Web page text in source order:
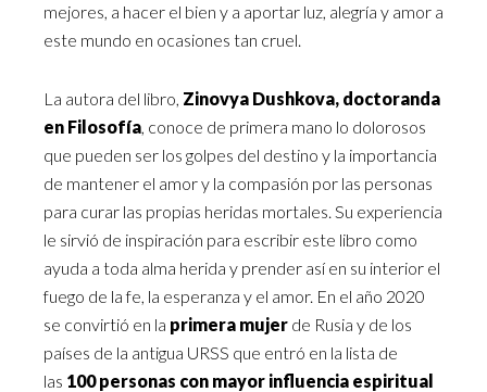
mejores, a hacer el bien y a aportar luz, alegría y amor a
este mundo en ocasiones tan cruel.
La autora del libro, Zinovya Dushkova, doctoranda
en Filosofía, conoce de primera mano lo dolorosos
que pueden ser los golpes del destino y la importancia
de mantener el amor y la compasión por las personas
para curar las propias heridas mortales. Su experiencia
le sirvió de inspiración para escribir este libro como
ayuda a toda alma herida y prender así en su interior el
fuego de la fe, la esperanza y el amor. En el año 2020
se convirtió en la primera mujer de Rusia y de los
países de la antigua URSS que entró en la lista de
las 100 personas con mayor influencia espiritual